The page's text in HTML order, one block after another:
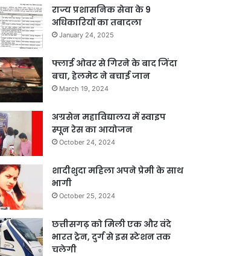
राज्य प्रशासनिक सेवा के 9
अधिकारियों का तबादला
January 24, 2025
फ्लाई ओवर से गिरने के बाद जिंदा
बचा, हेलमेट ने बचाई जान
March 19, 2024
अग्रसेन महाविद्यालय में स्वाइप
स्पून रेस का आयोजन
October 24, 2024
शादीशुदा महिला अपने प्रेमी के साथ
भागी
October 25, 2024
छत्तीसगढ़ को मिली एक और वंदे
भारत ट्रेन, दुर्ग से इस स्टेशन तक
चलेगी